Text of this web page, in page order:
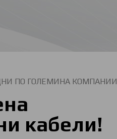
ПО ГОЛЕМИНА КОМПАНИИ
кабели!